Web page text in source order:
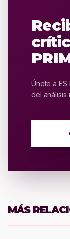
Únete a ES
del análisis
MÁS